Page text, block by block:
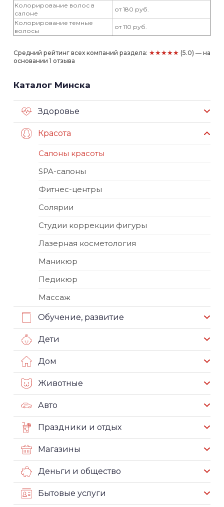
Колорирование волос в
салоне
от 180 руб.
Колорирование темные
волосы
от 110 руб.
Средний рейтинг всех компаний раздела: ★★★★★ (5.0) — на
основании 1 отзыва
Каталог Минска
Здоровье
Красота
Салоны красоты
SPA-салоны
Фитнес-центры
Солярии
Студии коррекции фигуры
Лазерная косметология
Маникюр
Педикюр
Массаж
Обучение, развитие
Дети
Дом
Животные
Авто
Праздники и отдых
Магазины
Деньги и общество
Бытовые услуги